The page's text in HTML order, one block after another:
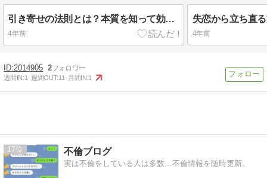
引き寄せの法則とは？本質を知って効果的に活用する方法【潜在意識】
4年前 4年前
2014905 2
週間IN:1 週間OUT:11 月間IN:1
17 不倫ブログ
実は不倫をしている人は多数…不倫情報を随時更新。